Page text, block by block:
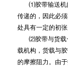
⑴胶带输送
传递的，因此必
处具有一定的初张
⑵胶带与货
载机构，货载与
的摩擦阻力。由